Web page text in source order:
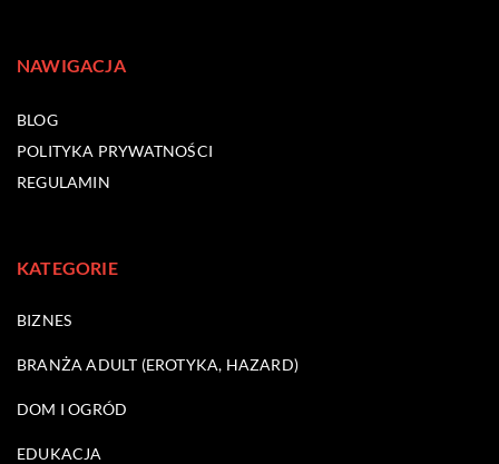
NAWIGACJA
BLOG
POLITYKA PRYWATNOŚCI
REGULAMIN
KATEGORIE
BIZNES
BRANŻA ADULT (EROTYKA, HAZARD)
DOM I OGRÓD
EDUKACJA